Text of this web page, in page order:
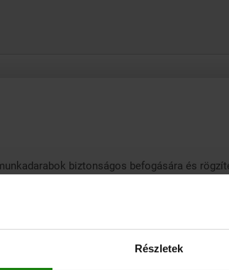
Részletek
biztonságos befogására és
Sokoldalúan alkalmazhatók, így a